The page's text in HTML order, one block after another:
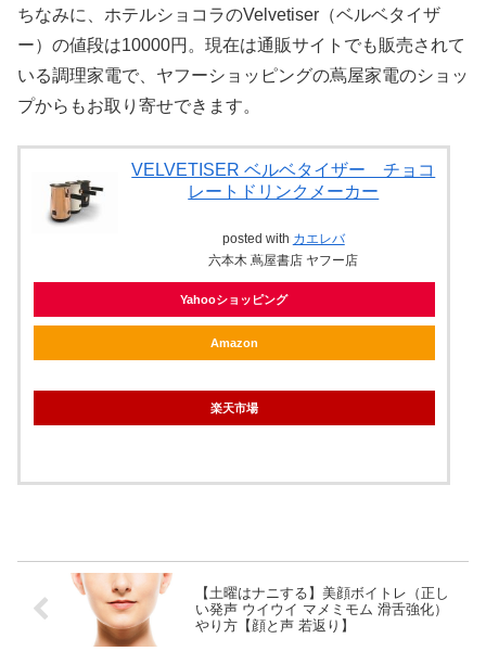
ちなみに、ホテルショコラのVelvetiser（ベルベタイザ
ー）の値段は10000円。現在は通販サイトでも販売されて
いる調理家電で、ヤフーショッピングの蔦屋家電のショッ
プからもお取り寄せできます。
VELVETISER ベルベタイザー チョコ
レートドリンクメーカー
posted with カエレバ
六本木 蔦屋書店 ヤフー店
Yahooショッピング
Amazon
楽天市場
【土曜はナニする】美顔ボイトレ（正し
い発声 ウイウイ マメミモム 滑舌強化）
やり方【顔と声 若返り】